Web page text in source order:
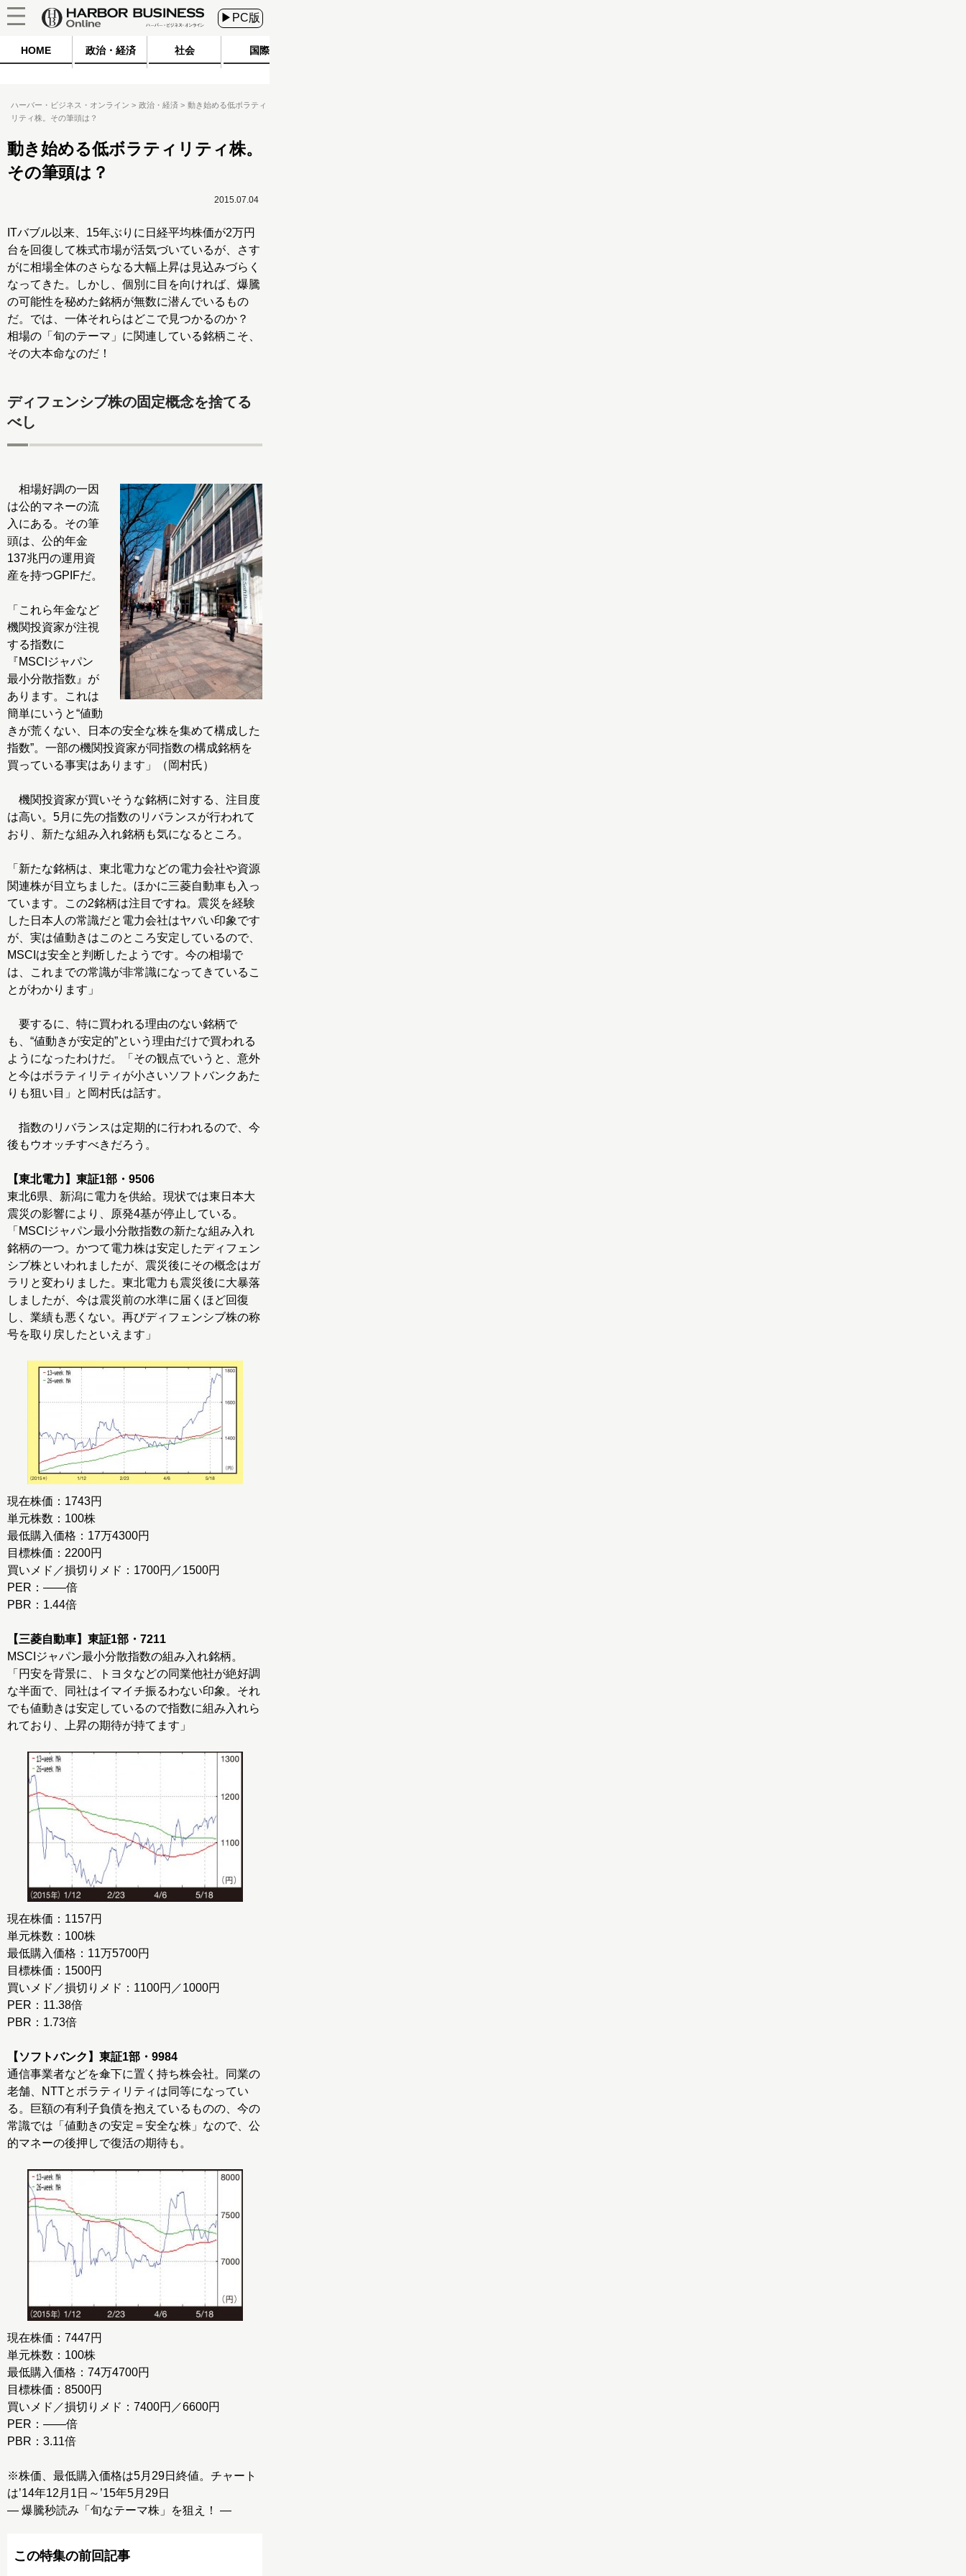
▶PC版
HOME 政治・経済 社会 国際
ハーバー・ビジネス・オンライン 政治・経済
動き始める低ボラティ
リティ株。その筆頭は？
動き始める低ボラティリティ株。
その筆頭は？
2015.07.04
ITバブル以来、15年ぶりに日経平均株価が2万円
台を回復して株式市場が活気づいているが、さす
がに相場全体のさらなる大幅上昇は見込みづらく
なってきた。しかし、個別に目を向ければ、爆騰
の可能性を秘めた銘柄が無数に潜んでいるもの
だ。では、一体それらはどこで見つかるのか？
相場の「旬のテーマ」に関連している銘柄こそ、
その大本命なのだ！
ディフェンシブ株の固定概念を捨てる
べし
相場好調の一因
は公的マネーの流
入にある。その筆
頭は、公的年金
137兆円の運用資
産を持つGPIFだ。
「これら年金など
機関投資家が注視
する指数に
『MSCIジャパン
最小分散指数』が
あります。これは
簡単にいうと“値動
きが荒くない、日本の安全な株を集めて構成した
指数”。一部の機関投資家が同指数の構成銘柄を
買っている事実はあります」（岡村氏）
機関投資家が買いそうな銘柄に対する、注目度
は高い。5月に先の指数のリバランスが行われて
おり、新たな組み入れ銘柄も気になるところ。
「新たな銘柄は、東北電力などの電力会社や資源
関連株が目立ちました。ほかに三菱自動車も入っ
ています。この2銘柄は注目ですね。震災を経験
した日本人の常識だと電力会社はヤバい印象です
が、実は値動きはこのところ安定しているので、
MSCIは安全と判断したようです。今の相場で
は、これまでの常識が非常識になってきているこ
とがわかります」
要するに、特に買われる理由のない銘柄で
も、“値動きが安定的”という理由だけで買われる
ようになったわけだ。「その観点でいうと、意外
と今はボラティリティが小さいソフトバンクあた
りも狙い目」と岡村氏は話す。
指数のリバランスは定期的に行われるので、今
後もウオッチすべきだろう。
【東北電力】東証1部・9506
東北6県、新潟に電力を供給。現状では東日本大
震災の影響により、原発4基が停止している。
「MSCIジャパン最小分散指数の新たな組み入れ
銘柄の一つ。かつて電力株は安定したディフェン
シブ株といわれましたが、震災後にその概念はガ
ラリと変わりました。東北電力も震災後に大暴落
しましたが、今は震災前の水準に届くほど回復
し、業績も悪くない。再びディフェンシブ株の称
号を取り戻したといえます」
現在株価：1743円
単元株数：100株
最低購入価格：17万4300円
目標株価：2200円
買いメド／損切りメド：1700円／1500円
PER：――倍
PBR：1.44倍
【三菱自動車】東証1部・7211
MSCIジャパン最小分散指数の組み入れ銘柄。
「円安を背景に、トヨタなどの同業他社が絶好調
な半面で、同社はイマイチ振るわない印象。それ
でも値動きは安定しているので指数に組み入れら
れており、上昇の期待が持てます」
現在株価：1157円
単元株数：100株
最低購入価格：11万5700円
目標株価：1500円
買いメド／損切りメド：1100円／1000円
PER：11.38倍
PBR：1.73倍
【ソフトバンク】東証1部・9984
通信事業者などを傘下に置く持ち株会社。同業の
老舗、NTTとボラティリティは同等になってい
る。巨額の有利子負債を抱えているものの、今の
常識では「値動きの安定＝安全な株」なので、公
的マネーの後押しで復活の期待も。
現在株価：7447円
単元株数：100株
最低購入価格：74万4700円
目標株価：8500円
買いメド／損切りメド：7400円／6600円
PER：――倍
PBR：3.11倍
※株価、最低購入価格は5月29日終値。チャート
は’14年12月1日～’15年5月29日
― 爆騰秒読み「旬なテーマ株」を狙え！ ―
この特集の前回記事